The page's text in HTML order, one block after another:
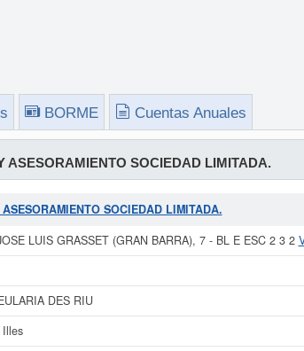
BORME Cuentas Anuales
ASESORAMIENTO SOCIEDAD LIMITADA.
SOCIEDAD LIMITADA.
LUIS GRASSET (GRAN BARRA), 7 - BL E ESC 2 3 2
DES RIU
Illes